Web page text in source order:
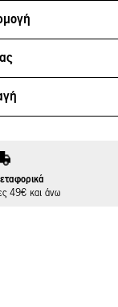
49€ και άνω